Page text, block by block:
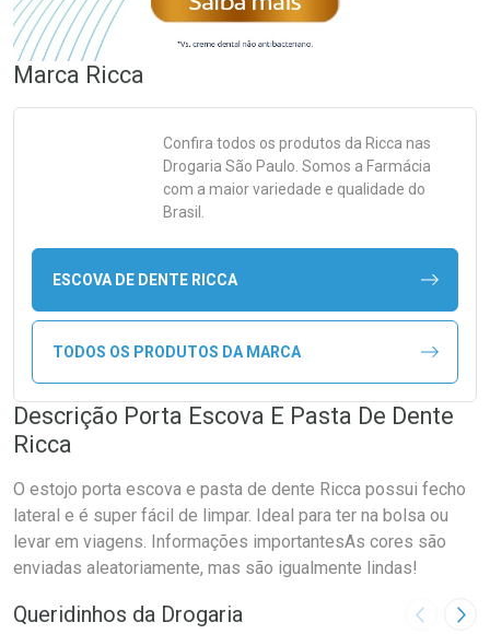
Marca Ricca
Confira todos os produtos da Ricca nas
Drogaria São Paulo. Somos a Farmácia
com a maior variedade e qualidade do
Brasil.
ESCOVA DE DENTE RICCA
TODOS OS PRODUTOS DA MARCA
Descrição Porta Escova E Pasta De Dente
Ricca
O estojo porta escova e pasta de dente Ricca possui fecho
lateral e é super fácil de limpar. Ideal para ter na bolsa ou
levar em viagens. Informações importantesAs cores são
enviadas aleatoriamente, mas são igualmente lindas!
Queridinhos da Drogaria Imagem